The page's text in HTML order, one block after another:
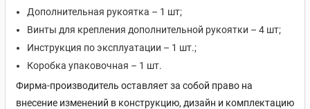
Дополнительная рукоятка – 1 шт;
Винты для крепления дополнительной рукоятки – 4 шт;
Инструкция по эксплуатации – 1 шт.;
Коробка упаковочная – 1 шт.
Фирма-производитель оставляет за собой право на
внесение изменений в конструкцию, дизайн и комплектацию